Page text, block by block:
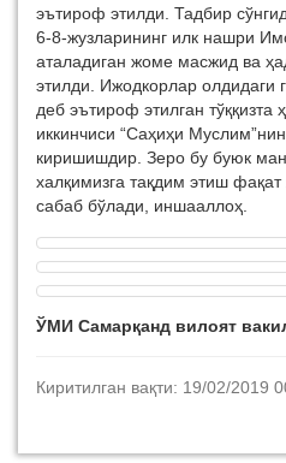
эътироф этилди. Тадбир
6-8-жузларининг илк нашри
аталадиган жоме масжид ва
этилди. Ижодкорлар олдидаги
деб эътироф этилган тўққизта
иккинчиси “Саҳиҳи
киришишдир. Зеро бу буюк
халқимизга тақдим этиш
сабаб бўлади, иншааллоҳ.
ЎМИ Самарқанд вилоят
Киритилган вақти: 19/02/2019